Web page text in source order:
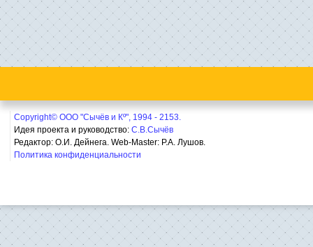
Copyright© ООО "Сычёв и Кº", 1994 - 2153.
Идея проекта и руководство: С.В.Сычёв
Редактор: О.И. Дейнега. Web-Master: Р.А. Лушов.
Политика конфиденциальности